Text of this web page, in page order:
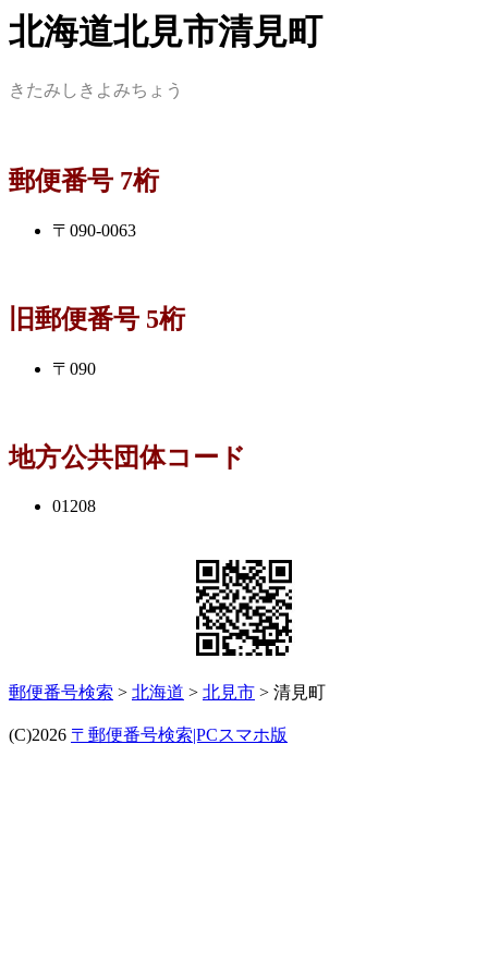
北海道北見市清見町
きたみしきよみちょう
郵便番号 7桁
〒090-0063
旧郵便番号 5桁
〒090
地方公共団体コード
01208
郵便番号検索 > 北海道 > 北見市 > 清見町
(C)2026 〒郵便番号検索|PCスマホ版